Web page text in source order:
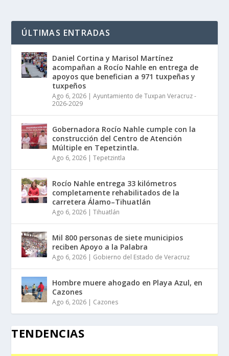
ÚLTIMAS ENTRADAS
Daniel Cortina y Marisol Martínez
acompañan a Rocío Nahle en entrega de
apoyos que benefician a 971 tuxpeñas y
tuxpeños
Ago 6, 2026 |Ayuntamiento de Tuxpan Veracruz -
2026-2029
Gobernadora Rocío Nahle cumple con la
construcción del Centro de Atención
Múltiple en Tepetzintla.
Ago 6, 2026 |Tepetzintla
Rocío Nahle entrega 33 kilómetros
completamente rehabilitados de la
carretera Álamo–Tihuatlán
Ago 6, 2026 |Tihuatlán
Mil 800 personas de siete municipios
reciben Apoyo a la Palabra
Ago 6, 2026 Gobierno del Estado de Veracruz
Hombre muere ahogado en Playa Azul, en
Cazones
Ago 6, 2026 Cazones
TENDENCIAS